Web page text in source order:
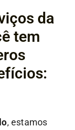
da
tem
, estamos